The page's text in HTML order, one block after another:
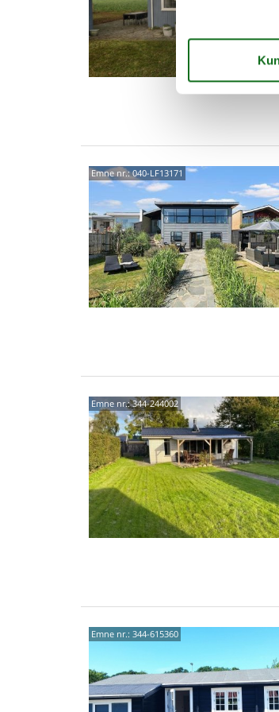
Emne nr.:040-LF13171
Emne nr.:344-244002
Emne nr.: 344-615360